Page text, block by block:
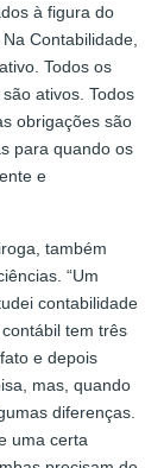
à figura do
Contabilidade,
Todos os
ativos. Todos
obrigações são
para quando os
e
também
“Um
contabilidade
tem três
e depois
mas, quando
diferenças.
uma certa